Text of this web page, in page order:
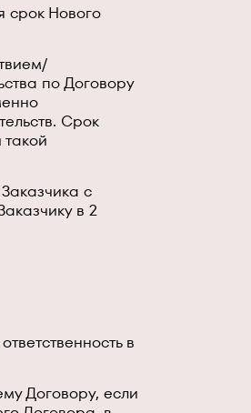
срок Нового
по Договору
Срок
с
в 2
в
Договору, если